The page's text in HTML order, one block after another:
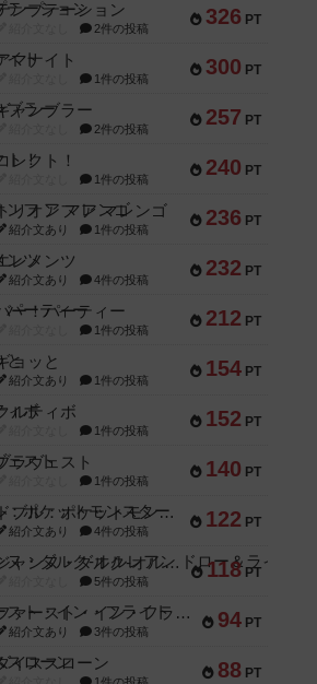
326 PT
ンプテーション
2件の投稿
300 PT
マナイト
1件の投稿
257 PT
ャンブラー
2件の投稿
240 PT
レクト！
1件の投稿
236 PT
リオンフ ア マレンゴ
紹介文あり 1件の投稿
232 PT
レメンツ
紹介文あり 4件の投稿
212 PT
ー！パーティー
1件の投稿
154 PT
ョッと
紹介文あり 1件の投稿
152 PT
ルティボ
1件の投稿
140 PT
ラヴェスト
1件の投稿
122 PT
ドブル：ポケットモンスター
紹介文あり 4件の投稿
118 PT
ジャンヌ・ダルク-オルレアン ドロー＆ライト
5件の投稿
94 PT
ファースト・イン・フライト
紹介文あり 3件の投稿
88 PT
イススローン